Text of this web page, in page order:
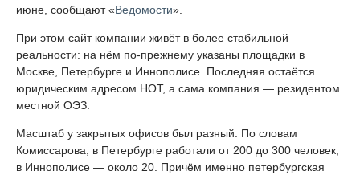
июне, сообщают «Ведомости».
При этом сайт компании живёт в более стабильной
реальности: на нём по-прежнему указаны площадки в
Москве, Петербурге и Иннополисе. Последняя остаётся
юридическим адресом НОТ, а сама компания — резидентом
местной ОЭЗ.
Масштаб у закрытых офисов был разный. По словам
Комиссарова, в Петербурге работали от 200 до 300 человек,
в Иннополисе — около 20. Причём именно петербургская